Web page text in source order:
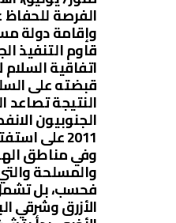
الفرصة
وإقامة دولة
قاوم التنفيذ
اتفاقية
قبضته على
النتيجة تصاعد
الجنوبيون
2011 على استفتاء تقرير المصير.
وفي مناطق
والمسلحة
فحسب، بل
الأزرق وشرقي